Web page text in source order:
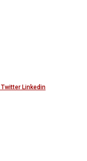
Twitter Linkedin